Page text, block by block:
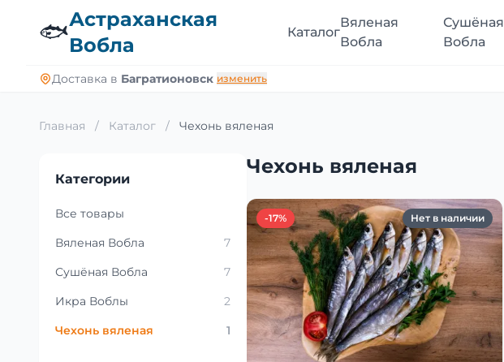
🐟Астраханская
Вобла
Каталог
Вяленая
Вобла
Сушёная
Вобла
Доставка в Багратионовск изменить
Главная / Каталог / Чехонь вяленая
Категории
Все товары
Вяленая Вобла
7
Сушёная Вобла
7
Икра Воблы
2
Чехонь вяленая
1
Чехонь вяленая
-17% Нет в наличии